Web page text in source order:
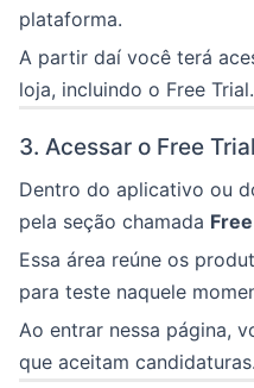
plataforma.
A partir daí você terá
loja, incluindo o Free Trial.
3. Acessar o Free
Dentro do aplicativo ou
pela seção chamada
Essa área reúne os
para teste naquele
Ao entrar nessa página,
que aceitam candidaturas.